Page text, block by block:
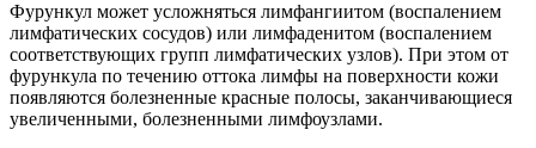
Фурункул может усложняться лимфангиитом (воспалением
лимфатических сосудов) или лимфаденитом (воспалением
соответствующих групп лимфатических узлов). При этом от
фурункула по течению оттока лимфы на поверхности кожи
появляются болезненные красные полосы, заканчивающиеся
увеличенными, болезненными лимфоузлами.